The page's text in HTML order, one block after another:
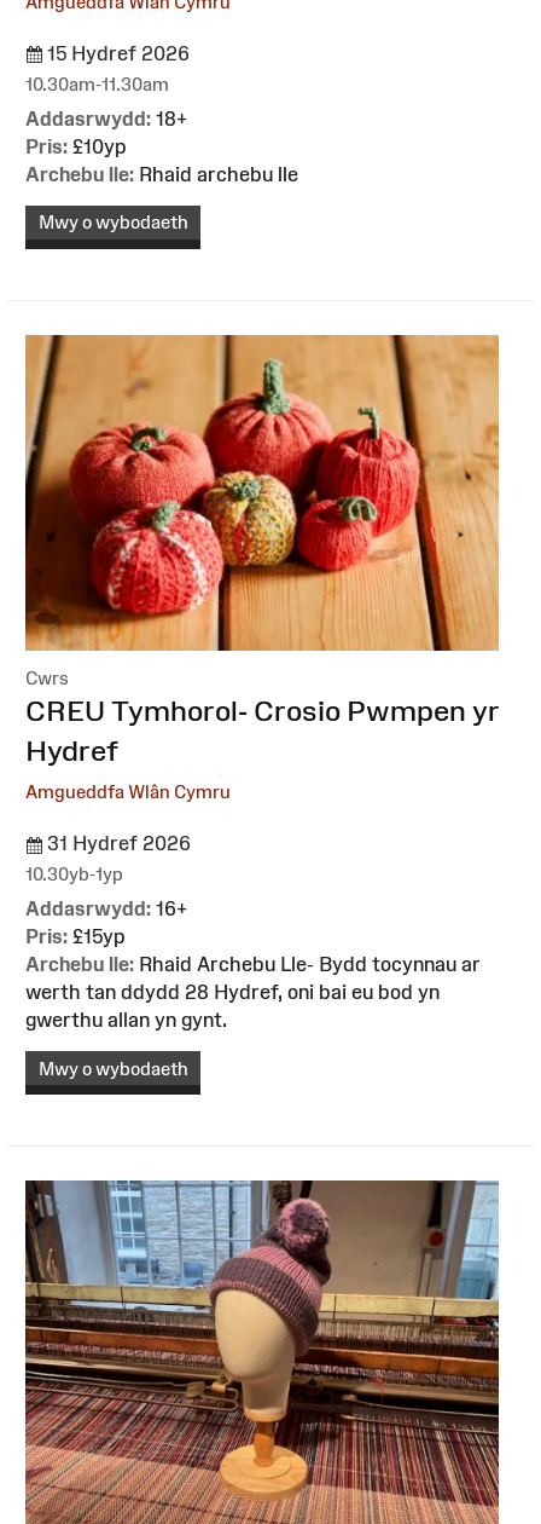
15 Hydref 2026
10.30am-11.30am
Addasrwydd: 18+
Pris: £10yp
Archebu lle: Rhaid archebu lle
Mwy o wybodaeth
Cwrs
:CREU Tymhorol- Crosio Pwmpen yr
Hydref
Amgueddfa Wlân Cymru
31 Hydref 2026
10.30yb-1yp
Addasrwydd: 16+
Pris: £15yp
Archebu lle: Rhaid Archebu Lle- Bydd tocynnau ar
werth tan ddydd 28 Hydref, oni bai eu bod yn
gwerthu allan yn gynt.
Mwy o wybodaeth